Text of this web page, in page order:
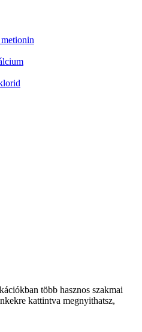
több hasznos szakmai
kattintva megnyithatsz,